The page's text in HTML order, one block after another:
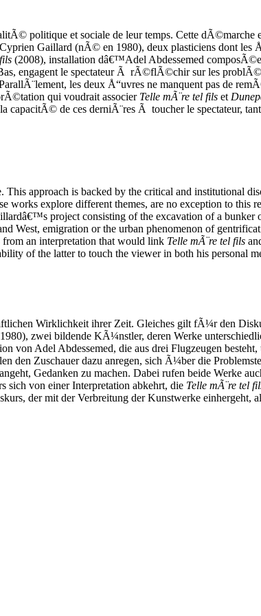
politique et sociale de leur temps. Cette dÃ©marche
Gaillard (nÃ© en 1980), deux plasticiens dont
(2008), installation dâ€™Adel Abdessemed
engagent le spectateur Ã rÃ©flÃ©chir sur les
les deux Å“uvres ne manquent pas de
qui voudrait associer Telle mÃ¨re tel fils et
capacitÃ© de ces derniÃ¨res Ã toucher le spectateur,
approach is backed by the critical and institutional
explore different themes, are no exception to this
project consisting of the excavation of a bunker
West, emigration or the urban phenomenon of
from an interpretation that would link Telle mÃ¨re tel fils
of the latter to touch the viewer in both his personal
Wirklichkeit ihrer Zeit. Gleiches gilt fÃ¼r den
zwei bildende KÃ¼nstler, deren Werke
von Adel Abdessemed, die aus drei Flugzeugen besteht,
den Zuschauer dazu anregen, sich Ã¼ber die
Gedanken zu machen. Dabei rufen beide Werke
sich von einer Interpretation abkehrt, die Telle mÃ¨re tel
der mit der Verbreitung der Kunstwerke einhergeht,